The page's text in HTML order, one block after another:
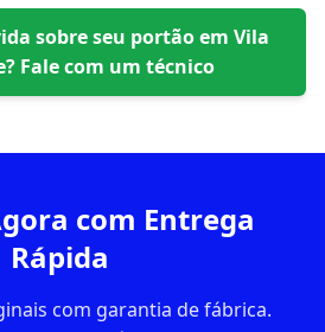
sobre seu portão em Vila
? Fale com um técnico
com Entrega
Rápida
com garantia de fábrica.